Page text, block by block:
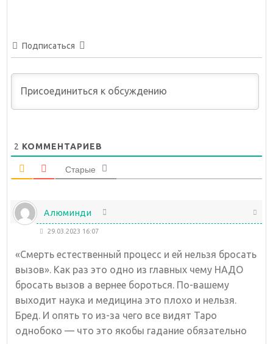
Подписаться
2 КОММЕНТАРИЕВ
Старые
Алюминди
29.03.2023 16:07
«Смерть естественный процесс и ей нельзя бросать
вызов». Как раз это одно из главных чему НАДО
бросать вызов а вернее бороться. По-вашему
выходит наука и медицина это плохо и нельзя.
Бред. И опять то из-за чего все видят Таро
однобоко — что это якобы гадание обязательно